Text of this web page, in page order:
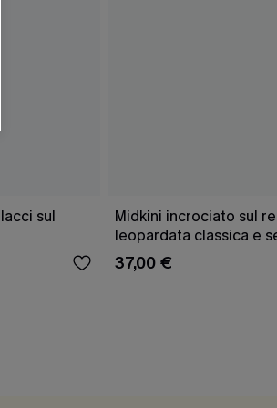
sul
Midkini incrociato sul
leopardata classica e
37,00 €
i nostri
valutare il livello di coinvolgimento,